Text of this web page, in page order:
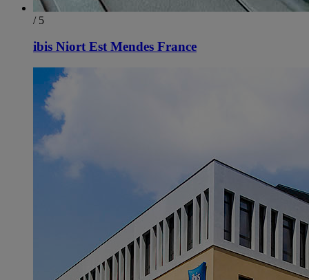
/ 5
ibis Niort Est Mendes France